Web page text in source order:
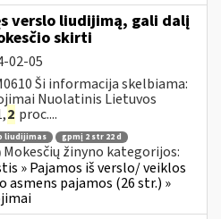
verslo liudijimą, gali dalį
skirti
02-05
Ši informacija skelbiama:
Nuolatinis Lietuvos
2 proc....
liudijimas
gpmį 2 str 22 d
Mokesčių žinyno kategorijos:
» Pajamos iš verslo/ veiklos
asmens pajamos (26 str.) »